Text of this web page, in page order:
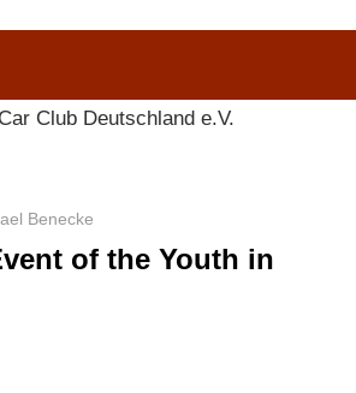
Benecke
of the Youth in